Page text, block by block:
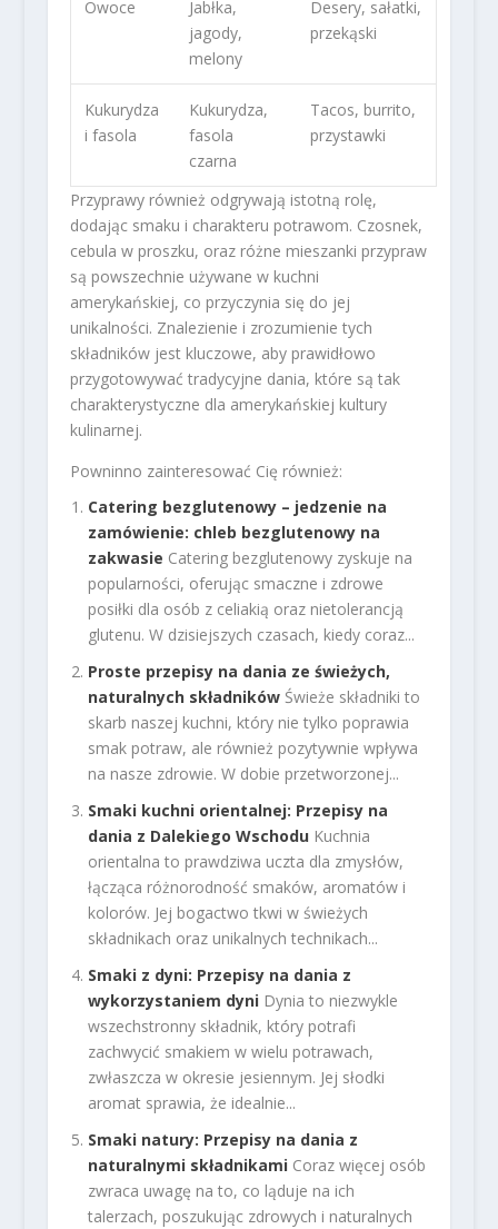
Owoce
Jabłka,
jagody,
melony
Desery, sałatki,
przekąski
Kukurydza
i fasola
Kukurydza,
fasola
czarna
Tacos, burrito,
przystawki
Przyprawy również odgrywają istotną rolę,
dodając smaku i charakteru potrawom. Czosnek,
cebula w proszku, oraz różne mieszanki przypraw
są powszechnie używane w kuchni
amerykańskiej, co przyczynia się do jej
unikalności. Znalezienie i zrozumienie tych
składników jest kluczowe, aby prawidłowo
przygotowywać tradycyjne dania, które są tak
charakterystyczne dla amerykańskiej kultury
kulinarnej.
Powninno zainteresować Cię również:
Catering bezglutenowy – jedzenie na
zamówienie: chleb bezglutenowy na
zakwasie Catering bezglutenowy zyskuje na
popularności, oferując smaczne i zdrowe
posiłki dla osób z celiakią oraz nietolerancją
glutenu. W dzisiejszych czasach, kiedy coraz...
Proste przepisy na dania ze świeżych,
naturalnych składników Świeże składniki to
skarb naszej kuchni, który nie tylko poprawia
smak potraw, ale również pozytywnie wpływa
na nasze zdrowie. W dobie przetworzonej...
Smaki kuchni orientalnej: Przepisy na
dania z Dalekiego Wschodu Kuchnia
orientalna to prawdziwa uczta dla zmysłów,
łącząca różnorodność smaków, aromatów i
kolorów. Jej bogactwo tkwi w świeżych
składnikach oraz unikalnych technikach...
Smaki z dyni: Przepisy na dania z
wykorzystaniem dyni Dynia to niezwykle
wszechstronny składnik, który potrafi
zachwycić smakiem w wielu potrawach,
zwłaszcza w okresie jesiennym. Jej słodki
aromat sprawia, że idealnie...
Smaki natury: Przepisy na dania z
naturalnymi składnikami Coraz więcej osób
zwraca uwagę na to, co ląduje na ich
talerzach, poszukując zdrowych i naturalnych